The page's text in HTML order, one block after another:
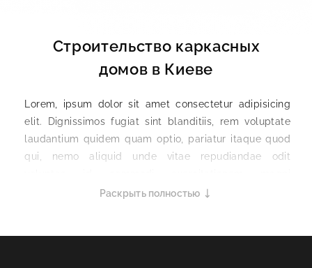
Строительство каркасных
домов в Киеве
Lorem, ipsum dolor sit amet consectetur adipisicing
elit. Dignissimos fugiat sint blanditiis, rem voluptate
laudantium quidem quam optio, pariatur itaque quod
qui, nemo aliquid unde vitae repudiandae odit
numquam? Mollitia asperiores illum ratione vero quo
Раскрыть полностью